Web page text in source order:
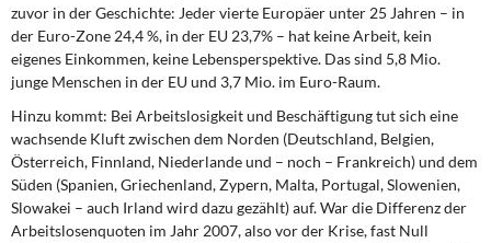
Über mich
Kontakt
zuvor in der Geschichte: Jeder vierte Europäer unter 25 Jahren – in
der Euro-Zone 24,4 %, in der EU 23,7% – hat keine Arbeit, kein
eigenes Einkommen, keine Lebensperspektive. Das sind 5,8 Mio.
junge Menschen in der EU und 3,7 Mio. im Euro-Raum.
Hinzu kommt: Bei Arbeitslosigkeit und Beschäftigungtut sich eine
wachsende Kluft zwischen dem Norden (Deutschland, Belgien,
Österreich, Finnland, Niederlande und – noch – Frankreich) und dem
Süden (Spanien, Griechenland, Zypern, Malta, Portugal, Slowenien,
Slowakei – auch Irland wird dazu gezählt) auf. War die Differenz der
Arbeitslosenquoten im Jahr 2007, also vor der Krise, fast Null